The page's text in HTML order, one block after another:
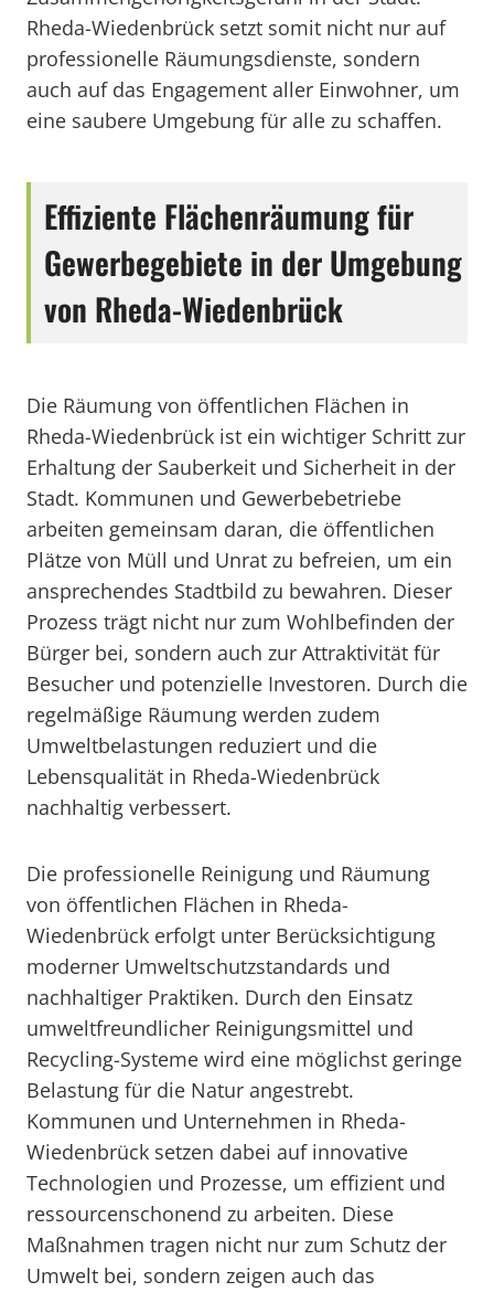
Rheda-Wiedenbrück setzt somit nicht nur auf
professionelle Räumungsdienste, sondern
auch auf das Engagement aller Einwohner, um
eine saubere Umgebung für alle zu schaffen.
Effiziente Flächenräumung für
Gewerbegebiete in der Umgebung
von Rheda-Wiedenbrück
Die Räumung von öffentlichen Flächen in
Rheda-Wiedenbrück ist ein wichtiger Schritt zur
Erhaltung der Sauberkeit und Sicherheit in der
Stadt. Kommunen und Gewerbebetriebe
arbeiten gemeinsam daran, die öffentlichen
Plätze von Müll und Unrat zu befreien, um ein
ansprechendes Stadtbild zu bewahren. Dieser
Prozess trägt nicht nur zum Wohlbefinden der
Bürger bei, sondern auch zur Attraktivität für
Besucher und potenzielle Investoren. Durch die
regelmäßige Räumung werden zudem
Umweltbelastungen reduziert und die
Lebensqualität in Rheda-Wiedenbrück
nachhaltig verbessert.
Die professionelle Reinigung und Räumung
von öffentlichen Flächen in Rheda-
Wiedenbrück erfolgt unter Berücksichtigung
moderner Umweltschutzstandards und
nachhaltiger Praktiken. Durch den Einsatz
umweltfreundlicher Reinigungsmittel und
Recycling-Systeme wird eine möglichst geringe
Belastung für die Natur angestrebt.
Kommunen und Unternehmen in Rheda-
Wiedenbrück setzen dabei auf innovative
Technologien und Prozesse, um effizient und
ressourcenschonend zu arbeiten. Diese
Maßnahmen tragen nicht nur zum Schutz der
Umwelt bei, sondern zeigen auch das